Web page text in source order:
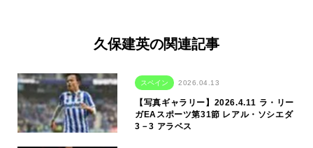
久保建英の関連記事
スペイン 2026.04.13
【写真ギャラリー】2026.4.11 ラ・リー
ガEAスポーツ第31節 レアル・ソシエダ
3－3 アラベス